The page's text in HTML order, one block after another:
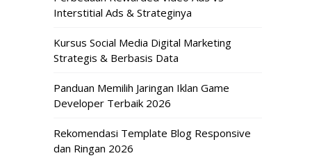
Interstitial Ads & Strateginya
Kursus Social Media Digital Marketing
Strategis & Berbasis Data
Panduan Memilih Jaringan Iklan Game
Developer Terbaik 2026
Rekomendasi Template Blog Responsive
dan Ringan 2026